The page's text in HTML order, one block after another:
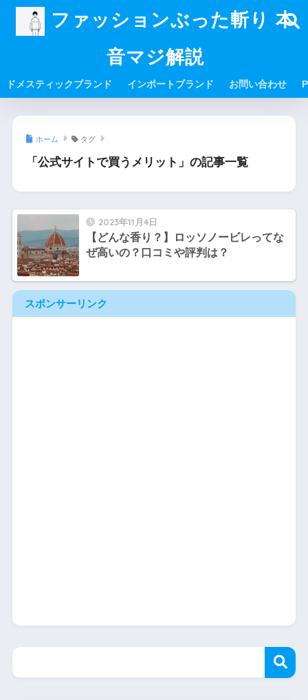
ファッションぶった斬り 本
音マジ解説
ドメスティックブランド インポートブランド お問い合わせ
ホーム タグ
「公式サイトで買うメリット」の記事一覧
2023年11月4日
【どんな香り？】ロッソノービレってな
ぜ高いの？口コミや評判は？
スポンサーリンク